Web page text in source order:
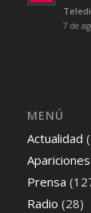
7 de
MENÚ
Actualidad
Prensa
Radio (28)